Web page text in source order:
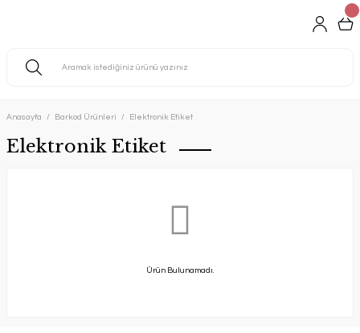
Anasayfa Barkod Ürünleri Elektronik Etiket
Elektronik Etiket
Ürün Bulunamadı.